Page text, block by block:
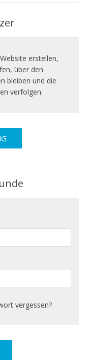
erstellen,
über den
bleiben und die
verfolgen.
vergessen?